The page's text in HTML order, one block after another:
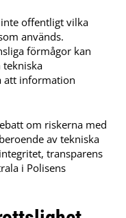
offentligt vilka
används.
förmågor kan
tekniska
att information
om riskerna med
av tekniska
transparens
i Polisens